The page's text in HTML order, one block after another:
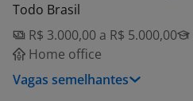
Todo Brasil
R$ 3.000,00 a R$ 5.000,00
Home office
Vagas semelhantes